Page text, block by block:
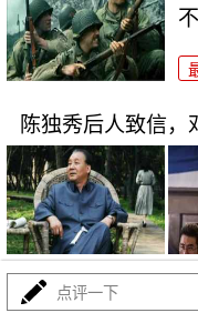
陈独秀后人致信，
最热
点评一下